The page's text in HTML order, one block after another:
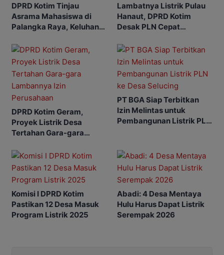
DPRD Kotim Tinjau
Asrama Mahasiswa di
Palangka Raya, Keluhan
Lambatnya Listrik Pulau
Hanaut, DPRD Kotim
Desak PLN Cepat
DPRD Kotim Geram,
Proyek Listrik Desa
Tertahan Gara-gara
Perusahaan
PT BGA Siap Terbitkan
Izin Melintas untuk
Pembangunan Listrik PLN
Komisi I DPRD Kotim
Pastikan 12 Desa Masuk
Program Listrik 2025
Abadi: 4 Desa Mentaya
Hulu Harus Dapat Listrik
Serempak 2026